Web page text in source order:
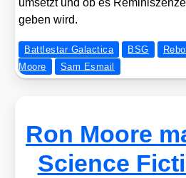
umsetzt und ob es
geben wird.
Battlestar Galactica BSG
Moore
Sam Esmail
Ron Moore
Science